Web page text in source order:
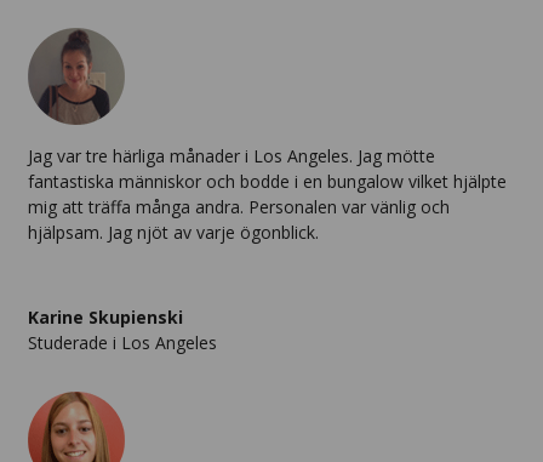
Jag var tre härliga månader i Los Angeles. Jag mötte
fantastiska människor och bodde i en bungalow vilket hjälpte
mig att träffa många andra. Personalen var vänlig och
hjälpsam. Jag njöt av varje ögonblick.
Karine Skupienski
Studerade i Los Angeles